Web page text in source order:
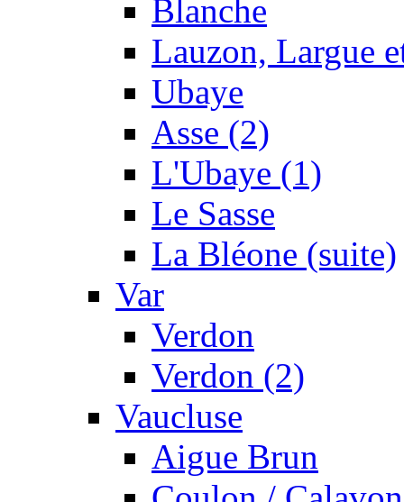
Blanche
Lauzon, Largue
Ubaye
Asse (2)
L'Ubaye (1)
Le Sasse
La Bléone (suite)
Var
Verdon
Verdon (2)
Vaucluse
Aigue Brun